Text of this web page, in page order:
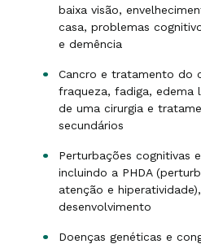
baixa visão,
casa, problemas
e demência
Cancro e tratamento do
fraqueza, fadiga, edema
de uma cirurgia e
secundários
Perturbações cognitivas
incluindo a PHDA
atenção e
desenvolvimento
Doenças genéticas e